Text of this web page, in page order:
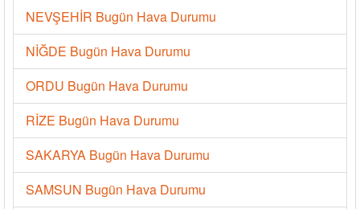
NEVŞEHİR Bugün Hava Durumu
NİĞDE Bugün Hava Durumu
ORDU Bugün Hava Durumu
RİZE Bugün Hava Durumu
SAKARYA Bugün Hava Durumu
SAMSUN Bugün Hava Durumu